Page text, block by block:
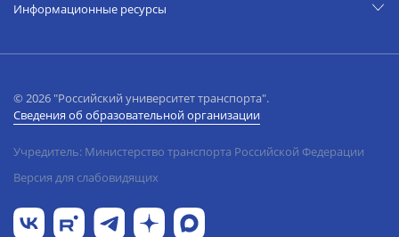
Информационные ресурсы
© 2026 "Российский университет транспорта".
Сведения об образовательной организации
Учредитель: Министерство транспорта Российской Федерации
Версия для слабовидящих